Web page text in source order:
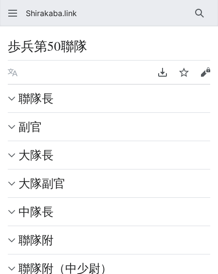
Shirakaba.link 検索
歩兵第50聯隊
言語 PDFをダウンロ
ウォッチソ
聯隊長
副官
大隊長
大隊副官
中隊長
聯隊附
聯隊附（中少尉）